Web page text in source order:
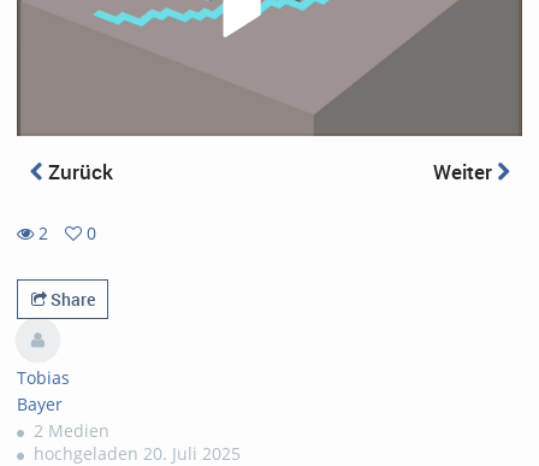
Zurück Weiter
2
views
0
favorites
Share
Tobias
Bayer
2 Medien
hochgeladen 20. Juli 2025